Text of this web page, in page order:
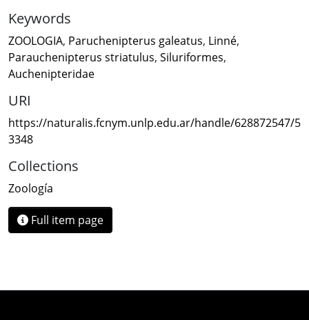
Keywords
ZOOLOGIA, Paruchenipterus galeatus, Linné,
Parauchenipterus striatulus, Siluriformes,
Auchenipteridae
URI
https://naturalis.fcnym.unlp.edu.ar/handle/628872547/5
3348
Collections
Zoología
Full item page